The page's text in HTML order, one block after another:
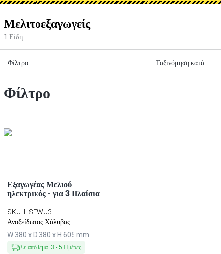
Μελιτοεξαγωγείς
1 Είδη
Φίλτρο Ταξινόμηση κατά
Φίλτρο
Εξαγωγέας Μελιού
ηλεκτρικός - για 3 Πλαίσια
SKU: HSEWU3
Ανοξείδωτος Χάλυβας
W 380 x D 380 x H 605 mm
Σε απόθεμα: 3 - 5 Ημέρες